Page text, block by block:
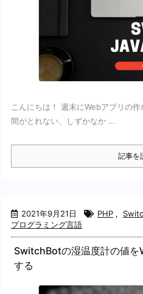
こんにちは！ 週末にWebアプリの
間がとれない、しずかなか ...
記事を
2021年9月21日 PHP ,
プログラミング言語
SwitchBotの湿温度計の値
する